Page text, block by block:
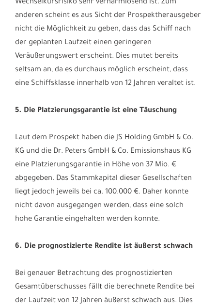
Wechselkursrisiko sehr verharmlosend ist. Zum
anderen scheint es aus Sicht der Prospektherausgeber
nicht die Möglichkeit zu geben, dass das Schiff nach
der geplanten Laufzeit einen geringeren
Veräußerungswert erscheint. Dies mutet bereits
seltsam an, da es durchaus möglich erscheint, dass
eine Schiffsklasse innerhalb von 12 Jahren veraltet ist.
5. Die Platzierungsgarantie ist eine Täuschung
Laut dem Prospekt haben die JS Holding GmbH & Co.
KG und die Dr. Peters GmbH & Co. Emissionshaus KG
eine Platzierungsgarantie in Höhe von 37 Mio. €
abgegeben. Das Stammkapital dieser Gesellschaften
liegt jedoch jeweils bei ca. 100.000 €. Daher konnte
nicht davon ausgegangen werden, dass eine solch
hohe Garantie eingehalten werden konnte.
6. Die prognostizierte Rendite ist äußerst schwach
Bei genauer Betrachtung des prognostizierten
Gesamtüberschusses fällt die berechnete Rendite bei
der Laufzeit von 12 Jahren äußerst schwach aus. Dies